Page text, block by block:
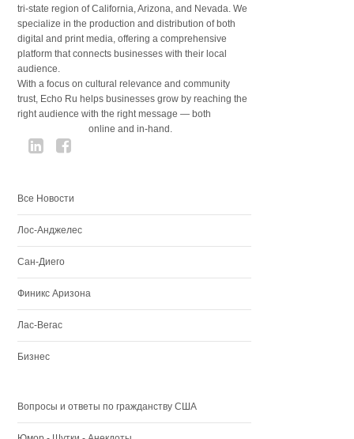
tri-state region of California, Arizona, and Nevada. We
specialize in the production and distribution of both
digital and print media, offering a comprehensive
platform that connects businesses with their local
audience.
With a focus on cultural relevance and community
trust, Echo Ru helps businesses grow by reaching the
right audience with the right message — both
online and in-hand.
Все Новости
Лос-Анджелес
Сан-Диего
Финикс Аризона
Лас-Вегас
Бизнес
Вопросы и ответы по гражданству США